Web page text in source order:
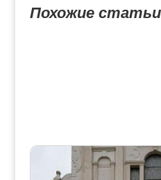
Похожие статьи
Загадки